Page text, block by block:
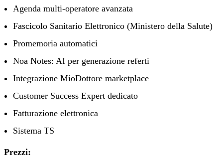
Agenda multi-operatore avanzata
Fascicolo Sanitario Elettronico (Ministero della Salute)
Promemoria automatici
Noa Notes: AI per generazione referti
Integrazione MioDottore marketplace
Customer Success Expert dedicato
Fatturazione elettronica
Sistema TS
Prezzi: